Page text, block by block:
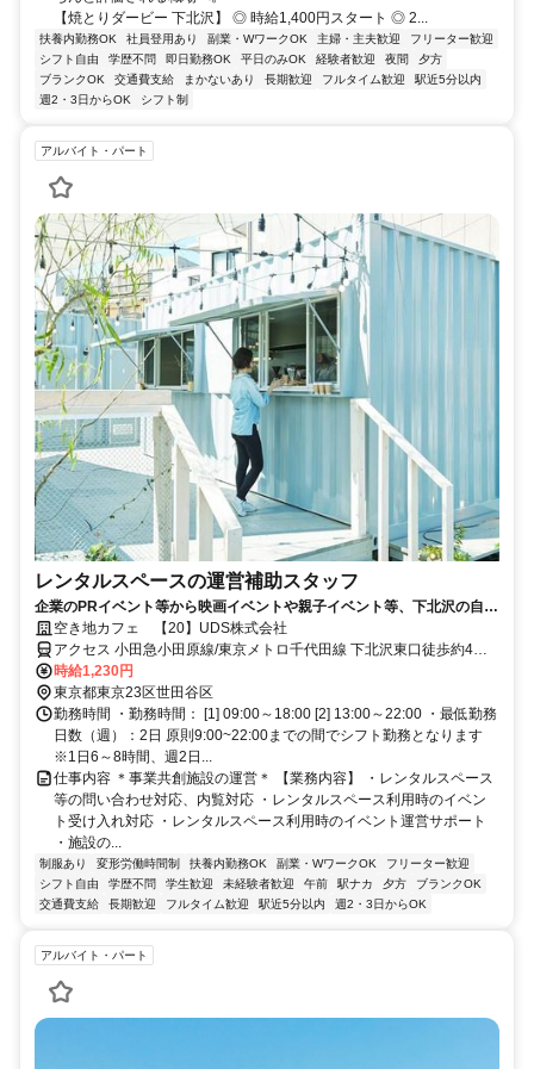
【焼とりダービー 下北沢】 ◎ 時給1,400円スタート ◎ 2...
扶養内勤務OK 社員登用あり 副業・WワークOK 主婦・主夫歓迎
フリーター歓迎
シフト自由
学歴不問 即日勤務OK 平日のみOK 経験者歓迎 夜間
夕方
ブランクOK
交通費支給 まかないあり 長期歓迎 フルタイム歓迎
駅近5分以内
週2・3日からOK
シフト制
アルバイト・パート
レンタルスペースの運営補助スタッフ
企業のPRイベント等から映画イベントや親子イベント等、下北沢の自由
な「たくらみ」を支援する場＜1日6時間～、週2日～OK＞
空き地カフェ 【20】UDS株式会社
アクセス 小田急小田原線/東京メトロ千代田線 下北沢東口徒歩約4
分、京王井の頭線 下北沢東口徒歩約4分、小田急小田原線/小田急江ノ
島線 東北沢西口徒歩約5分 小田急線｢下北沢駅｣より徒歩1分
時給1,230円
東京都東京23区世田谷区
勤務時間 ・勤務時間： [1] 09:00～18:00 [2] 13:00～22:00 ・最低勤務
日数（週）：2日 原則9:00~22:00までの間でシフト勤務となります
※1日6～8時間、週2日...
仕事内容 ＊事業共創施設の運営＊ 【業務内容】 ・レンタルスペース
等の問い合わせ対応、内覧対応 ・レンタルスペース利用時のイベン
ト受け入れ対応 ・レンタルスペース利用時のイベント運営サポート
・施設の...
制服あり 変形労働時間制 扶養内勤務OK 副業・WワークOK
フリーター歓迎
シフト自由
学歴不問 学生歓迎 未経験者歓迎 午前 駅ナカ 夕方
ブランクOK
交通費支給
長期歓迎 フルタイム歓迎 駅近5分以内 週2・3日からOK
アルバイト・パート